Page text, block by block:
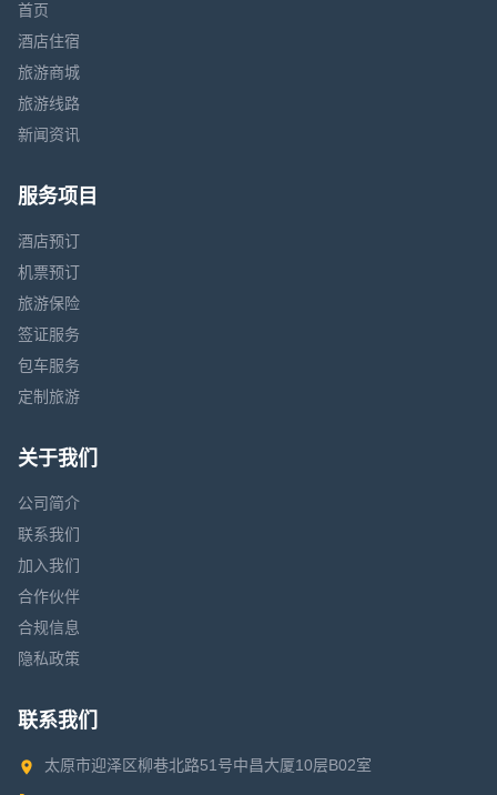
首页
酒店住宿
旅游商城
旅游线路
新闻资讯
服务项目
酒店预订
机票预订
旅游保险
签证服务
包车服务
定制旅游
关于我们
公司简介
联系我们
加入我们
合作伙伴
合规信息
隐私政策
联系我们
太原市迎泽区柳巷北路51号中昌大厦10层B02室